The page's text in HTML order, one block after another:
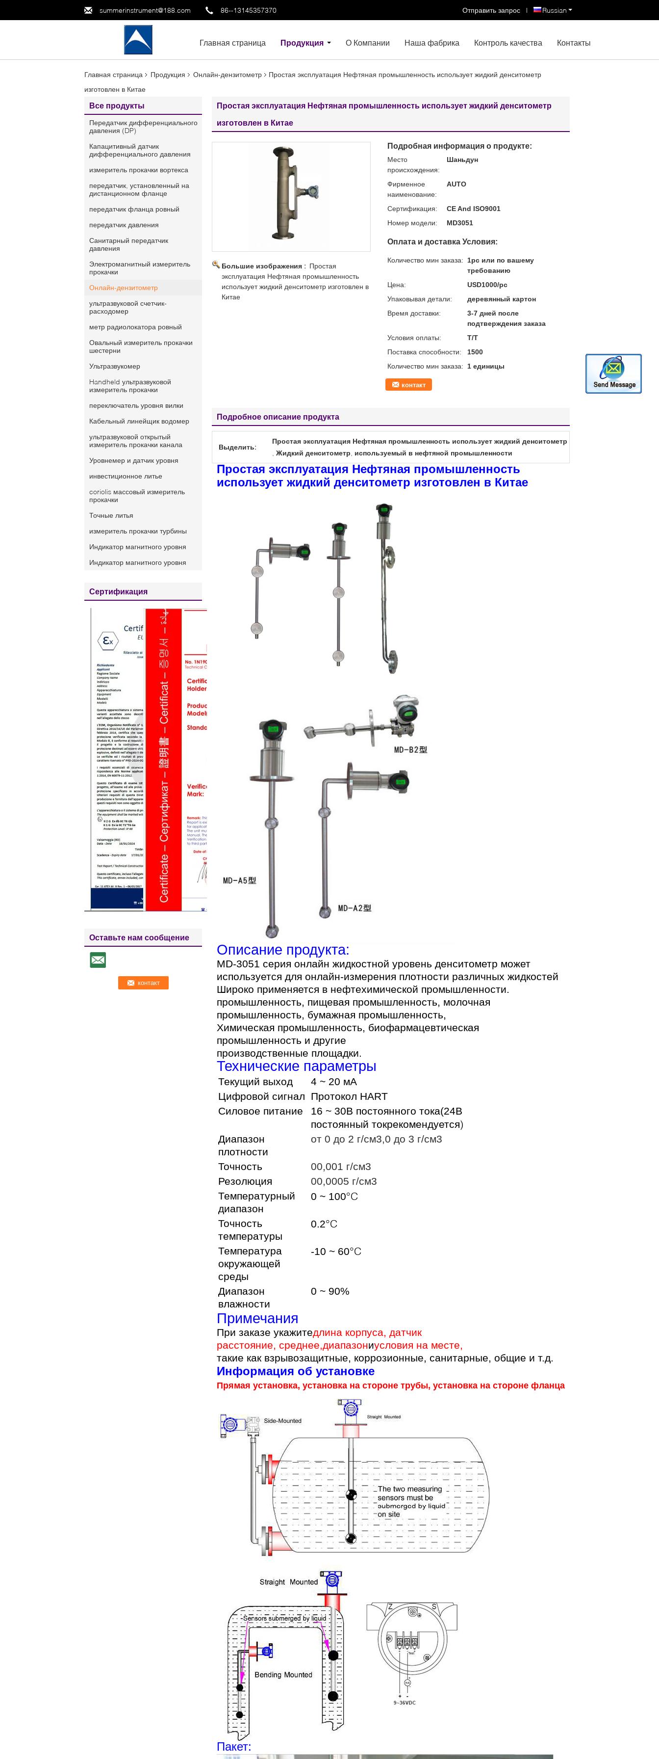
summerinstrument@188.com 86--13145357370 Russian
Отправить запрос |
Главная страница Продукция О Компании Наша фабрика Контроль качества Контакты
Главная страница Продукция Онлайн-дензитометр
Простая эксплуатация Нефтяная промышленность использует жидкий денситометр
изготовлен в Китае
Все продукты
Передатчик дифференциального
давления (DP)
Капацитивный датчик
дифференциального давления
измеритель прокачки вортекса
передатчик, установленный на
дистанционном фланце
передатчик фланца ровный
передатчик давления
Санитарный передатчик
давления
Электромагнитный измеритель
прокачки
Онлайн-дензитометр
ультразвуковой счетчик-
расходомер
метр радиолокатора ровный
Овальный измеритель прокачки
шестерни
Ультразвукомер
Handheld ультразвуковой
измеритель прокачки
переключатель уровня вилки
Кабельный линейщик водомер
ультразвуковой открытый
измеритель прокачки канала
Уровнемер и датчик уровня
инвестиционное литье
coriolis массовый измеритель
прокачки
Точные литья
измеритель прокачки турбины
Индикатор магнитного уровня
Индикатор магнитного уровня
Сертификация
Оставьте нам сообщение
Простая эксплуатация Нефтяная промышленность использует жидкий денситометр
изготовлен в Китае
Большие изображения : Простая
эксплуатация Нефтяная промышленность
использует жидкий денситометр изготовлен в
Китае
Подробная информация о продукте:
Место
происхождения:
Шаньдун
Фирменное
наименование:
AUTO
Сертификация:
CE And ISO9001
Номер модели:
MD3051
Оплата и доставка Условия:
Количество мин заказа:
1pc или по вашему
требованию
Цена:
USD1000/pc
Упаковывая детали:
деревянный картон
Время доставки:
3-7 дней после
подтверждения заказа
Условия оплаты:
T/T
Поставка способности:
1500
Количество мин заказа:
1 единицы
контакт
Подробное описание продукта
Выделить:
Простая эксплуатация Нефтяная промышленность использует жидкий денситометр
Жидкий денситометр используемый в нефтяной промышленности
Простая эксплуатация Нефтяная промышленность
использует жидкий денситометр изготовлен в Китае
Описание продукта:
MD-3051 серия онлайн жидкостной уровень денситометр может
используется для онлайн-измерения плотности различных жидкостей
Широко применяется в нефтехимической промышленности.
промышленность, пищевая промышленность, молочная
промышленность, бумажная промышленность,
Химическая промышленность, биофармацевтическая
промышленность и другие
производственные площадки.
Технические параметры
Текущий выход
4 ~ 20 мА
Цифровой сигнал Протокол HART
Силовое питание
16 ~ 30В постоянного тока(24В
постоянный токрекомендуется)
Диапазон
плотности
от 0 до 2 г/см3,0 до 3 г/см3
Точность
00,001 г/см3
Резолюция
00,0005 г/см3
Температурный
диапазон
0 ~ 100°C
Точность
температуры
0.2°C
Температура
окружающей
среды
-10 ~ 60°C
Диапазон
влажности
0 ~ 90%
Примечания
При заказе укажитедлина корпуса, датчик
расстояние, среднее,диапазониусловия на месте,
такие как взрывозащитные, коррозионные, санитарные, общие и т.д.
Информация об установке
Прямая установка, установка на стороне трубы, установка на стороне фланца
Пакет: